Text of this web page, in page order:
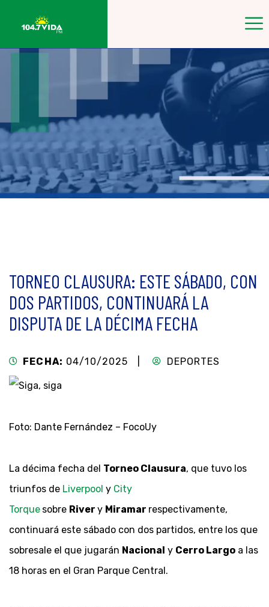
TORNEO CLAUSURA: ESTE SÁBADO, CON
DOS PARTIDOS, CONTINUARÁ LA
DISPUTA DE LA DÉCIMA FECHA
FECHA: 04/10/2025 | DEPORTES
Foto: Dante Fernández – FocoUy
La décima fecha del Torneo Clausura, que tuvo los
triunfos de Liverpool y City
Torque sobre River y Miramar respectivamente,
continuará este sábado con dos partidos, entre los que
sobresale el que jugarán Nacional y Cerro Largo a las
18 horas en el Gran Parque Central.